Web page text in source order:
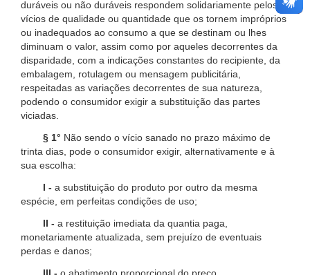
duráveis ou não duráveis respondem solidariamente pelos
vícios de qualidade ou quantidade que os tornem impróprios
ou inadequados ao consumo a que se destinam ou lhes
diminuam o valor, assim como por aqueles decorrentes da
disparidade, com a indicações constantes do recipiente, da
embalagem, rotulagem ou mensagem publicitária,
respeitadas as variações decorrentes de sua natureza,
podendo o consumidor exigir a substituição das partes
viciadas.
§ 1° Não sendo o vício sanado no prazo máximo de
trinta dias, pode o consumidor exigir, alternativamente e à
sua escolha:
I - a substituição do produto por outro da mesma
espécie, em perfeitas condições de uso;
II - a restituição imediata da quantia paga,
monetariamente atualizada, sem prejuízo de eventuais
perdas e danos;
III - o abatimento proporcional do preço.